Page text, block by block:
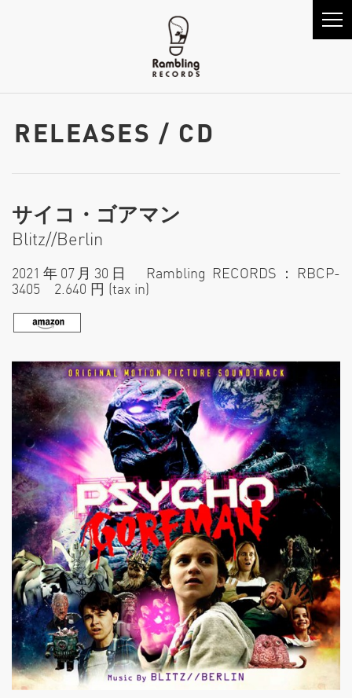
RELEASES / CD
サイコ・ゴアマン
Blitz//Berlin
2021年07月30日 Rambling RECORDS：RBCP-
3405 2.640 円 (tax in)